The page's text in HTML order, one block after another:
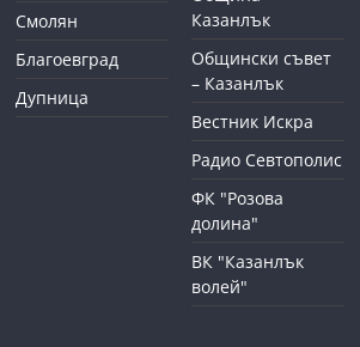
Смолян
Благоевград
Дупница
Казанлък
Общински съвет
– Казанлък
Вестник Искра
Радио Севтополис
ФК "Розова
долина"
ВК "Казанлък
волей"